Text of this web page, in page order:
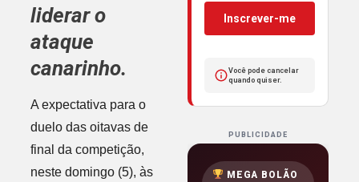
liderar o
ataque
canarinho.
A expectativa para o
duelo das oitavas de
final da competição,
neste domingo (5), às
Inscrever-me
Você pode cancelar
quando quiser.
PUBLICIDADE
MEGA BOLÃO